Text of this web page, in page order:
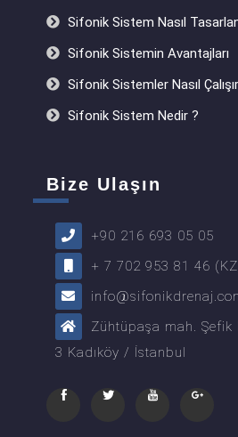
Sifonik Sistem Nasıl
Sifonik Sistemin Avantajları
Sifonik Sistemler Nasıl
Sifonik Sistem Nedir ?
Bize Ulaşın
+90 216 693 05 05
+ 7 702 953 81 46
Zühtüpaşa mah. Şefik
3 Kadıköy / İstanbul